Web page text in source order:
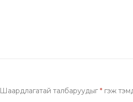
Шаардлагатай талбаруудыг * гэж